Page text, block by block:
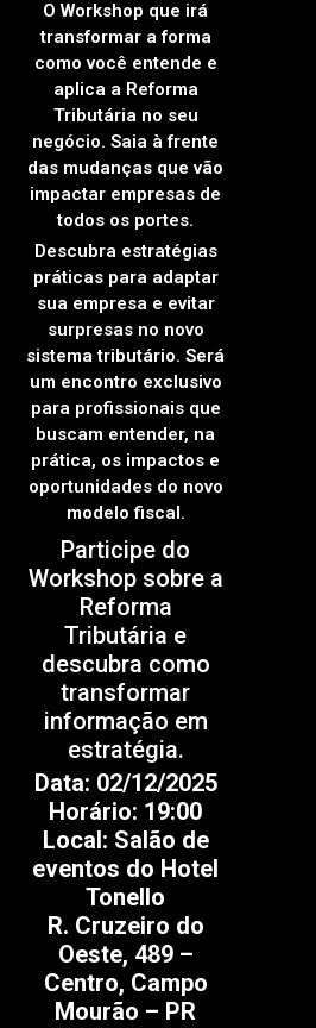
O Workshop que irá
transformar a forma
como você entende e
aplica a Reforma
Tributária no seu
negócio. Saia à frente
das mudanças que vão
impactar empresas de
todos os portes.
Descubra estratégias
práticas para adaptar
sua empresa e evitar
surpresas no novo
sistema tributário. Será
um encontro exclusivo
para profissionais que
buscam entender, na
prática, os impactos e
oportunidades do novo
modelo fiscal.
Participe do
Workshop sobre a
Reforma
Tributária e
descubra como
transformar
informação em
estratégia.
Data: 02/12/2025
Horário: 19:00
Local: Salão de
eventos do Hotel
Tonello
R. Cruzeiro do
Oeste, 489 –
Centro, Campo
Mourão – PR